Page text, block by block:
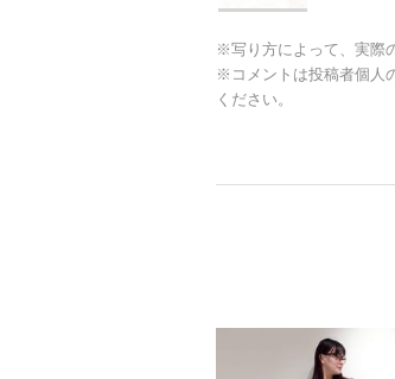
※写り方によって、実際
※コメントは投稿者個人
ください。